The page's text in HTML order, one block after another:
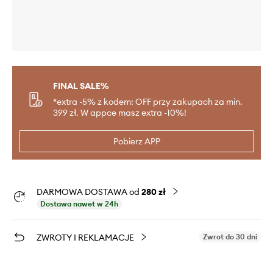
FINAL SALE%
*extra -5% z kodem: OFF przy zakupach za min.
399 zł. W appce masz extra -10%!
Pobierz APP
DARMOWA DOSTAWA od 280 zł
Dostawa nawet w 24h
ZWROTY I REKLAMACJE Zwrot do 30 dni